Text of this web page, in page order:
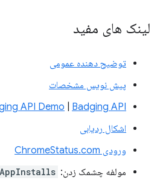
لینک های مفید
توضیح دهنده عمومی
پیش نویس مشخصات
API Demo
Badging API منبع آزمایشی
اشکال ردیابی
ورودی ChromeStatus.com
مولفه چشمک زدن: